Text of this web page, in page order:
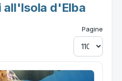
all'Isola d'Elba
Pagine